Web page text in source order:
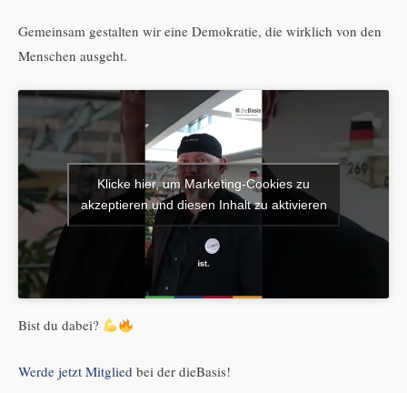
Gemeinsam gestalten wir eine Demokratie, die wirklich von den
Menschen ausgeht.
Klicke hier, um Marketing-Cookies zu
akzeptieren und diesen Inhalt zu aktivieren
Bist du dabei?
Werde jetzt Mitglied bei der dieBasis!